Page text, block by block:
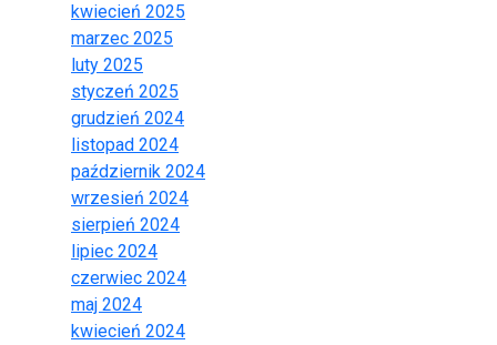
kwiecień 2025
marzec 2025
luty 2025
styczeń 2025
grudzień 2024
listopad 2024
październik 2024
wrzesień 2024
sierpień 2024
lipiec 2024
czerwiec 2024
maj 2024
kwiecień 2024